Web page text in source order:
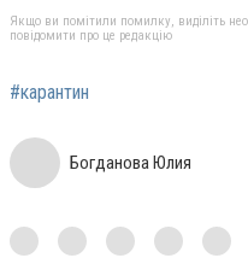
Якщо ви помітили помилку, виділіть
повідомити про це редакцію
#карантин
Богданова Юлия